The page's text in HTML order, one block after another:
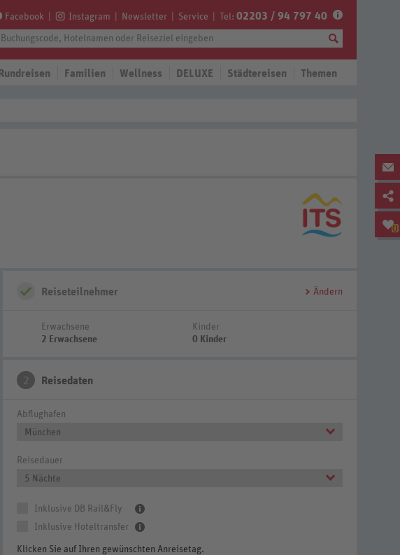
Facebook Instagram Newsletter Service Tel: 02203 / 94 797 40
Rundreisen Familien Wellness DELUXE Städtereisen Themen
0
Reiseteilnehmer Ändern
Erwachsene
2 Erwachsene
Kinder
0 Kinder
2 Reisedaten
Abflughafen
München
Reisedauer
5 Nächte
Inklusive DB Rail&Fly
Inklusive Hoteltransfer
Klicken Sie auf Ihren gewünschten Anreisetag.